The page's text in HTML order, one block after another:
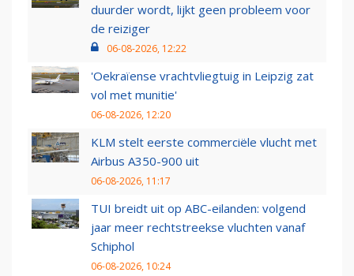
duurder wordt, lijkt geen probleem voor
de reiziger
06-08-2026, 12:22
'Oekraïense vrachtvliegtuig in Leipzig zat
vol met munitie'
06-08-2026, 12:20
KLM stelt eerste commerciële vlucht met
Airbus A350-900 uit
06-08-2026, 11:17
TUI breidt uit op ABC-eilanden: volgend
jaar meer rechtstreekse vluchten vanaf
Schiphol
06-08-2026, 10:24